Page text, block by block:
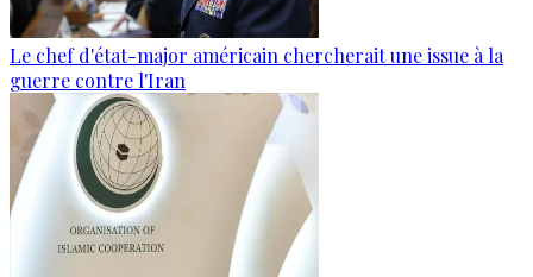
Le chef d'état-major américain chercherait une issue à la
guerre contre l'Iran